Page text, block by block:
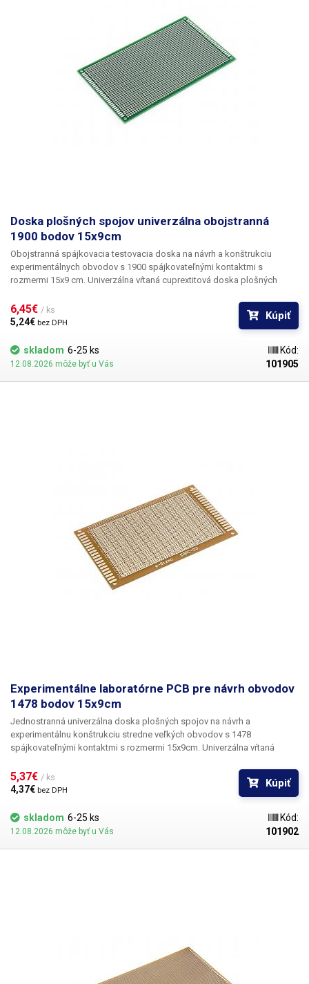
Doska plošných spojov univerzálna obojstranná
1900 bodov 15x9cm
Obojstranná spájkovacia testovacia doska na návrh a konštrukciu
experimentálnych obvodov s 1900 spájkovateľnými kontaktmi s
rozmermi 15x9 cm. Univerzálna vŕtaná cuprextitová doska plošných
tvorby plošných spojov bez potreby zložitého navrhovania, leptania a
vŕtania. Predvŕtanú dosku plošných spojov jednoducho osadíte
súčiastkami, spájkujete ich a vytvoríte medzi nimi cínovú cestu spojením
jednotlivých bodov alebo drôtených prepojok. V porovnaní so sústavami
bez spájkovania ponúka toto riešenie väčšiu stabilitu a spoľahlivosť.
6,45€ / ks
5,24€ bez DPH
Kúpiť
skladom 6-25 ks
12.08.2026 môže byť u Vás
Kód:
101905
Experimentálne laboratórne PCB pre návrh obvodov
1478 bodov 15x9cm
Jednostranná univerzálna doska plošných spojov na návrh a
experimentálnu konštrukciu stredne veľkých obvodov s 1478
spájkovateľnými kontaktmi s rozmermi 15x9cm. Univerzálna vŕtaná
predovšetkým rýchlu možnosť tvorby plošných spojov bez potreby
zložitého navrhovania, leptania a vŕtania. Stačí osadiť predvŕtanú dosku
plošných spojov súčiastkami, spájkovať ich a vytvoriť medzi nimi cínovú
cestu spojením jednotlivých bodov alebo drôtených prepojok. V
porovnaní so sústavami bez spájkovania ponúka toto riešenie väčšiu
5,37€ / ks
4,37€ bez DPH
Kúpiť
skladom 6-25 ks
12.08.2026 môže byť u Vás
Kód:
101902